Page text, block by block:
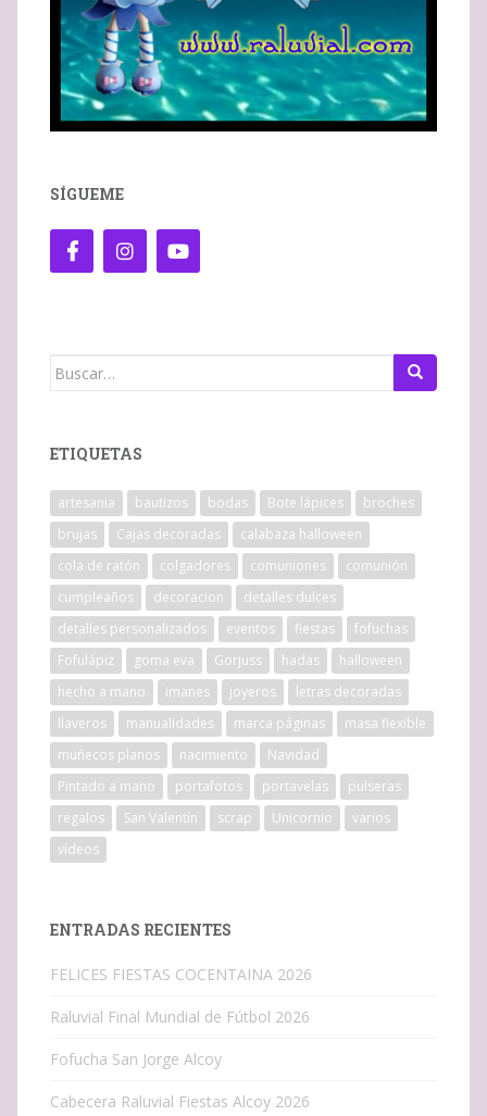
SÍGUEME
Buscar:
ETIQUETAS
artesania bautizos bodas Bote lápices
broches
brujas
Cajas decoradas
calabaza halloween
cola de ratón
colgadores comuniones
comunión
cumpleaños
decoracion
detalles dulces
detalles personalizados
eventos fiestas
fofuchas
Fofulápiz
goma eva Gorjuss hadas
halloween
hecho a mano
imanes joyeros
letras decoradas
llaveros
manualidades marca páginas
masa flexible
muñecos planos
nacimiento
Navidad
Pintado a mano
portafotos portavelas
pulseras
regalos
San Valentín scrap Unicornio
varios
vídeos
ENTRADAS RECIENTES
FELICES FIESTAS COCENTAINA 2026
Raluvial Final Mundial de Fútbol 2026
Fofucha San Jorge Alcoy
Cabecera Raluvial Fiestas Alcoy 2026